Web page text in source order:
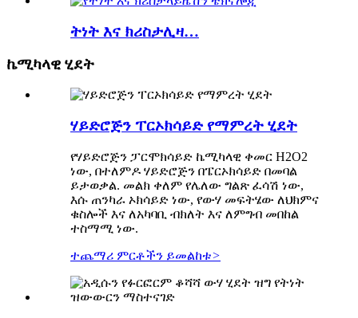
ትነት እና ክሪስታሊዛ…
ኬሚካላዊ ሂደት
ሃይድሮጅን ፐርኦክሳይድ የማምረት ሂደት
የሃይድሮጅን ፓርሞክሳይድ ኬሚካላዊ ቀመር H2O2
ነው, በተለምዶ ሃይድሮጅን በፔርኦክሳይድ በመባል
ይታወቃል. መልክ ቀለም የሌለው ግልጽ ፈሳሽ ነው,
እሱ ጠንካራ ኦክሳይድ ነው, የውሃ መፍትሄው ለህክምና
ቁስሎች እና ለአካባቢ ብክለት እና ለምግብ መበከል
ተስማሚ ነው.
ተጨማሪ ምርቶችን ይመልከቱ>